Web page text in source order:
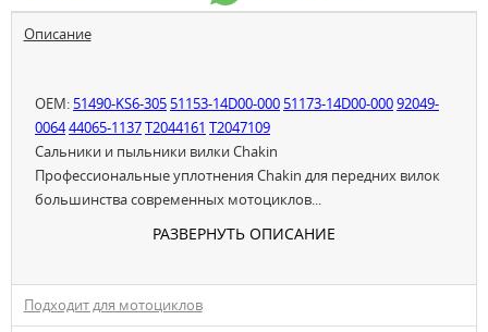
Описание
OEM: 51490-KS6-305 51153-14D00-000 51173-14D00-00092049-
006444065-1137T2044161 T2047109
Сальники и пыльники вилки Chakin
Профессиональные уплотнения Chakin для передних вилок
большинства современных мотоциклов...
РАЗВЕРНУТЬ ОПИСАНИЕ
Подходит для мотоциклов